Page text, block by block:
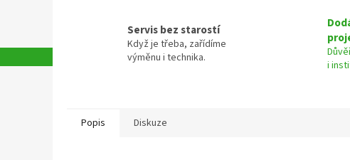
Servis bez starostí
Když je třeba, zařídíme
výměnu i technika.
i
Popis Diskuze